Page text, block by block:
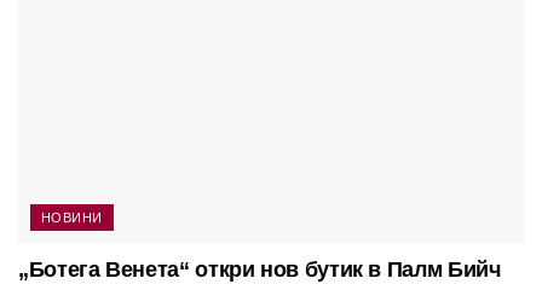
НОВИНИ
„Ботега Венета“ откри нов бутик в Палм Бийч